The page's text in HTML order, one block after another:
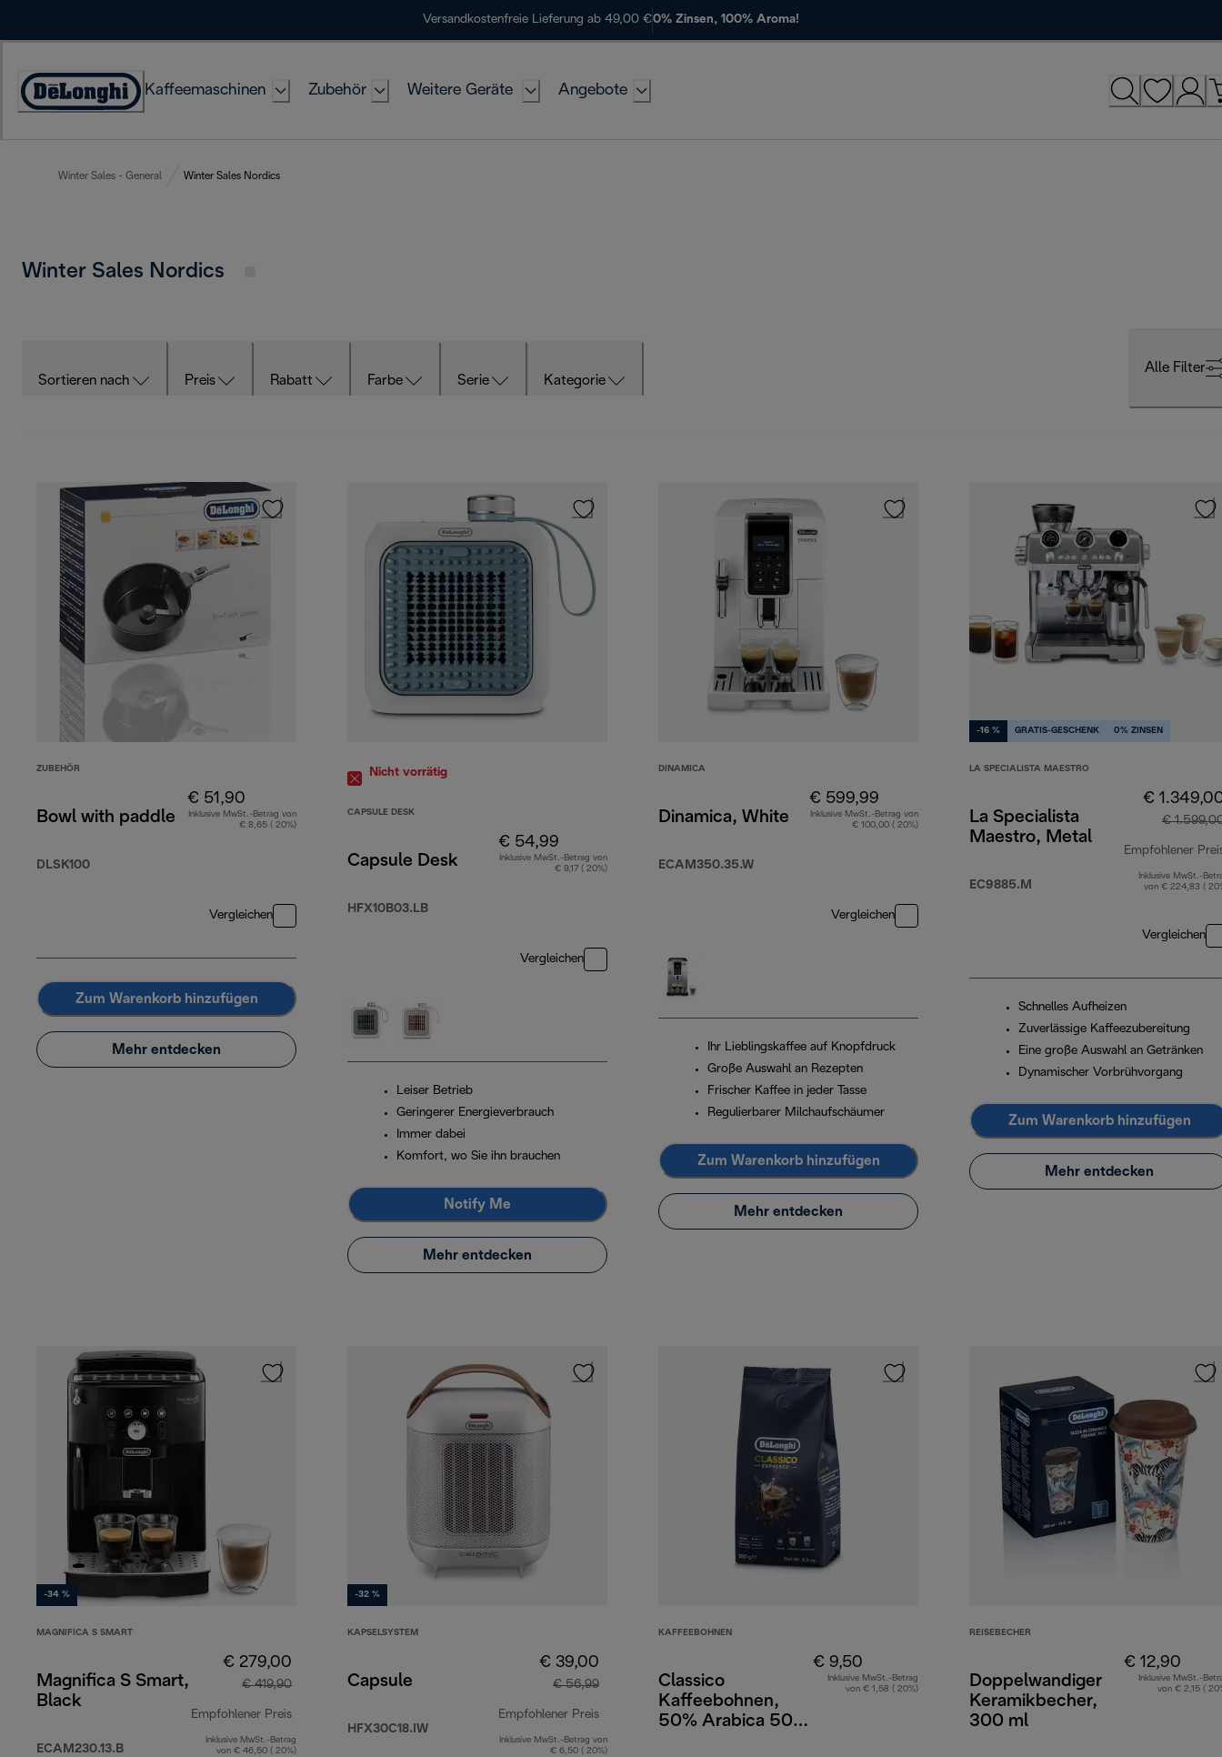
Versandkostenfreie Lieferung ab 49,00 €0% Zinsen, 100% Aroma!
Erklärung
Kaffeemaschinen Zubehör Weitere Geräte Angebote
Winter Sales - General Winter Sales Nordics
Winter Sales Nordics
Sortieren nach Preis Rabatt Farbe Serie Kategorie
Alle Filter
ZUBEHÖR
Bowl with paddle
DLSK100
€ 51,90
Inklusive MwSt.-Betrag von
€ 8,65 ( 20%)
Vergleichen
Zum Warenkorb hinzufügen
Mehr entdecken
Nicht vorrätig
CAPSULE DESK
Capsule Desk
HFX10B03.LB
€ 54,99
Inklusive MwSt.-Betrag von
€ 9,17 ( 20%)
Vergleichen
Leiser Betrieb
Geringerer Energieverbrauch
Immer dabei
Komfort, wo Sie ihn brauchen
Notify Me
Mehr entdecken
DINAMICA
Dinamica, White
ECAM350.35.W
€ 599,99
Inklusive MwSt.-Betrag von
€ 100,00 ( 20%)
Vergleichen
Ihr Lieblingskaffee auf Knopfdruck
Große Auswahl an Rezepten
Frischer Kaffee in jeder Tasse
Regulierbarer Milchaufschäumer
Zum Warenkorb hinzufügen
Mehr entdecken
-16 % GRATIS-GESCHENK 0% ZINSEN
LA SPECIALISTA MAESTRO
La Specialista
Maestro, Metal
EC9885.M
€
€
Empfohlener
Inklusive MwSt.-
von € 224,83 (
Vergleichen
Schnelles Aufheizen
Zuverlässige Kaffeezubereitung
Eine große Auswahl an Getränken
Dynamischer Vorbrühvorgang
Zum Warenkorb hinzufügen
Mehr entdecken
-34 %
MAGNIFICA S SMART
Magnifica S Smart,
Black
ECAM230.13.B
€ 279,00
€ 419,90
Empfohlener Preis
Originalpreis € 419,90
Inklusive MwSt.-Betrag
von € 46,50 ( 20%)
-32 %
KAPSELSYSTEM
Capsule
HFX30C18.IW
€ 39,00
€ 56,99
Empfohlener Preis
Originalpreis € 56,99
Inklusive MwSt.-Betrag von
€ 6,50 ( 20%)
KAFFEEBOHNEN
Classico
Kaffeebohnen,
50% Arabica 50%
€ 9,50
Inklusive MwSt.-Betrag
von € 1,58 ( 20%)
REISEBECHER
Doppelwandiger
Keramikbecher,
300 ml
€ 12,90
Inklusive MwSt.-
von € 2,15 (